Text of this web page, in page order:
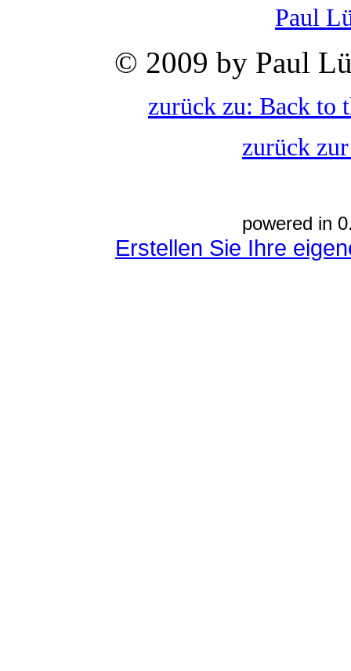
Paul
© 2009 by Paul
zurück zu: Back to
zurück
powered in
Erstellen Sie Ihre